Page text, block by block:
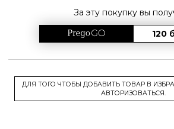
За эту покупку вы
120
ДЛЯ ТОГО ЧТОБЫ ДОБАВИТЬ ТОВАР В
АВТОРИЗОВАТЬСЯ.